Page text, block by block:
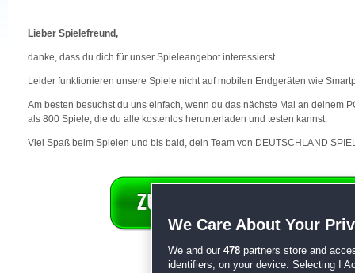
Lieber Spielefreund,
danke, dass du dich für unser Spieleangebot interessierst.
Leider funktionieren unsere Spiele nicht auf mobilen Endgeräten wie
Am besten besuchst du uns einfach, wenn du das nächste Mal an deinem
als 800 Spiele, die du alle kostenlos herunterladen und testen kannst.
Viel Spaß beim Spielen und bis bald, dein Team von DEUTSCHLAND
We Care About Your
We and our 478 partners store and
identifiers, on your device. Selecting I